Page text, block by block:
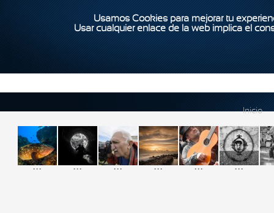
Usamos Cookies para mejorar tu
Usar cualquier enlace de la web implica el
Inicio
... ... ... ... ... ...